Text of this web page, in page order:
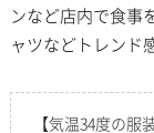
ンなど店内で食事
ャツなどトレンド
【気温34度の